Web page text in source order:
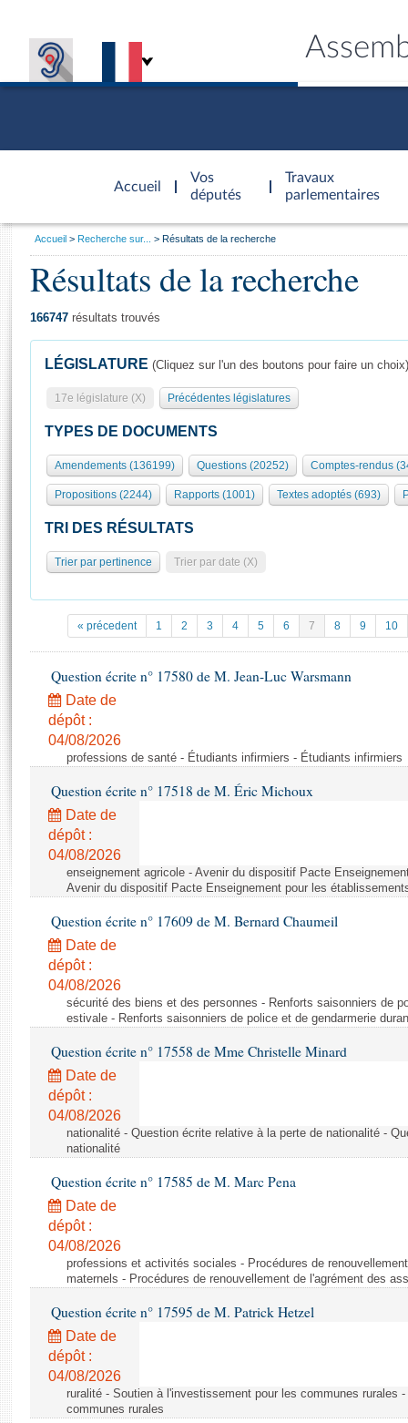
Accueil
d'accueil
Vos
députés
Travaux
parlementaires
Présidence
577 députés
Groupes politiques
Séance publique
Commissions et autres organes
Europe et International
Pétitions
Projets de loi
Propositions de loi
Amendements
Textes adoptés
Rapports d'information
Rapports d'enquête
Rapports législatifs
Baromètre de l’application des lois
Dossiers législatifs
Budget et sécurité sociale
Questions écrites et orales
Comptes rendus des débats
Général
Rôle et pouvoirs de l'Assemblée
Organisation de l'Assemblée
Présidence Conférence des Présidents Bureau Collège des
Statistiques et chiffres clés
Documents de référence
( Constitution | Règlement de l'Assemblée ... )
Histoire
Juniors
Anciennes législatures
Liens vers les sites publics
Visiter l'Assemblée
Visite virtuelle du palais Bourbon
Assister à une séance
La Bibliothèque
Contacts et plan d'accès
Photos libres de droit
Vous
Accueil Recherche sur... Résultats de la recherche
Résultats de la recherche
166747 résultats trouvés
LÉGISLATURE (Cliquez sur l'un des boutons pour faire un choix)
17e législature (X) Précédentes législatures
TYPES DE DOCUMENTS
Amendements (136199) Questions (20252) Comptes-rendus
Propositions (2244) Rapports (1001) Textes adoptés (693)
TRI DES RÉSULTATS
Trier par pertinence Trier par date (X)
« précedent 1 2 3 4 5 6 7 8 9 10
Question écrite n° 17580 de M. Jean-Luc Warsmann
Date de
dépôt :
04/08/2026
professions de santé - Étudiants infirmiers - Étudiants infirmiers
Question écrite n° 17518 de M. Éric Michoux
Date de
dépôt :
04/08/2026
enseignement agricole - Avenir du dispositif Pacte
Avenir du dispositif Pacte Enseignement pour les
Question écrite n° 17609 de M. Bernard Chaumeil
Date de
dépôt :
04/08/2026
sécurité des biens et des personnes - Renforts saisonniers de
estivale - Renforts saisonniers de police et de gendarmerie
Question écrite n° 17558 de Mme Christelle Minard
Date de
dépôt :
04/08/2026
nationalité - Question écrite relative à la perte de nationalité -
nationalité
Question écrite n° 17585 de M. Marc Pena
Date de
dépôt :
04/08/2026
professions et activités sociales - Procédures de
maternels - Procédures de renouvellement de l'agrément des
Question écrite n° 17595 de M. Patrick Hetzel
Date de
dépôt :
04/08/2026
ruralité - Soutien à l'investissement pour les communes rurales
communes rurales